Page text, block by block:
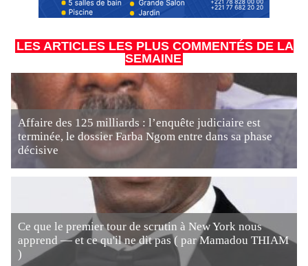
LES ARTICLES LES PLUS COMMENTÉS DE LA
SEMAINE
Affaire des 125 milliards : l’enquête judiciaire est
terminée, le dossier Farba Ngom entre dans sa phase
décisive
Ce que le premier tour de scrutin à New York nous
apprend — et ce qu'il ne dit pas ( par Mamadou THIAM
)